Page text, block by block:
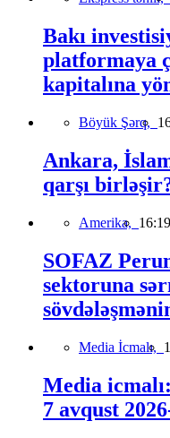
Bakı
platformaya
kapitalına
Böyük Şərq,
Ankara,
qarşı
Amerika, 16:19
SOFAZ
sektoruna
Media İcmalı,
Media
7 avqust